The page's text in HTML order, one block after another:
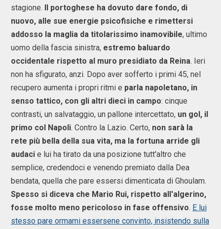
stagione.
Il portoghese ha dovuto dare fondo, di
nuovo, alle sue energie psicofisiche e rimettersi
addosso la maglia da titolarissimo inamovibile, ultimo
uomo della fascia sinistra, estremo baluardo
occidentale rispetto al muro presidiato da Reina. Ieri
non ha sfigurato, anzi. Dopo aver sofferto i primi 45, nel
recupero aumenta i propri ritmi e parla napoletano, in
senso tattico, con gli altri dieci in campo: cinque
contrasti, un salvataggio, un pallone intercettato, un gol, il
primo col Napoli. Contro la Lazio. Certo, non sarà la
rete più bella della sua vita, ma la fortuna arride gli
audaci e lui ha tirato da una posizione tutt'altro che
semplice, credendoci e venendo premiato dalla Dea
bendata, quella che pare essersi dimenticata di Ghoulam.
Spesso si diceva che Mario Rui, rispetto all'algerino,
fosse molto meno pericoloso in fase offensivo. E lui
stesso pare ormami essersene convinto, insistendo sulla